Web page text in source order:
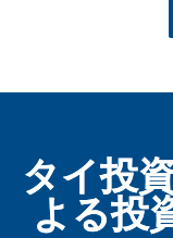
タイ投
よる投